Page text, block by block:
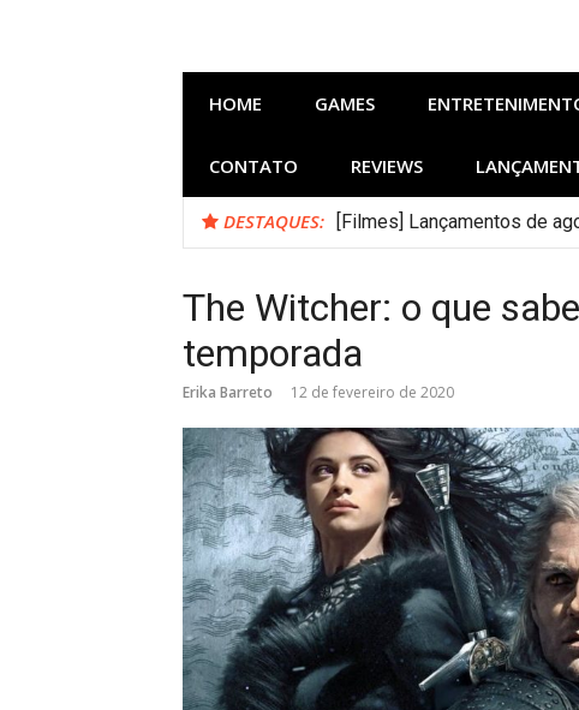
HOME GAMES
CONTATO REVIEWS
DESTAQUES: [Filmes] Lançamentos de
Bastidores do Filme Filhos
The Witcher: o que
temporada
Erika Barreto 12 de fevereiro de 2020